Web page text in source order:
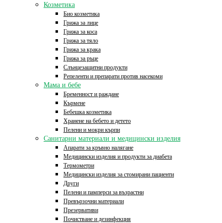
Козметика
Био козметика
Грижа за лице
Грижа за коса
Грижа за тяло
Грижа за крака
Грижа за ръце
Слънцезащитни продукти
Репеленти и препарати против насекоми
Мама и бебе
Бременност и раждане
Кърмене
Бебешка козметика
Хранене на бебето и детето
Пелени и мокри кърпи
Санитарни материали и медицински изделия
Апарати за кръвно налягане
Медицински изделия и продукти за диабета
Термометри
Медицински изделия за стомирани пациенти
Други
Пелени и памперси за възрастни
Превързочни материали
Презервативи
Почистване и дезинфекция